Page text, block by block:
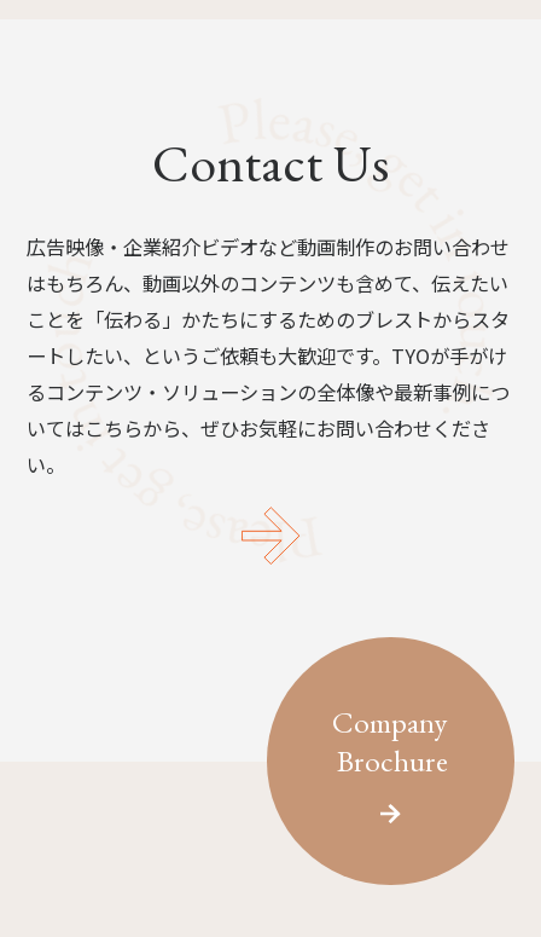
Contact Us
広告映像・企業紹介ビデオなど動画制作のお問い合わせ
はもちろん、動画以外のコンテンツも含めて、伝えたい
ことを「伝わる」かたちにするためのブレストからスタ
ートしたい、というご依頼も大歓迎です。TYOが手がけ
るコンテンツ・ソリューションの全体像や最新事例につ
いてはこちらから、ぜひお気軽にお問い合わせくださ
い。
Company
Brochure